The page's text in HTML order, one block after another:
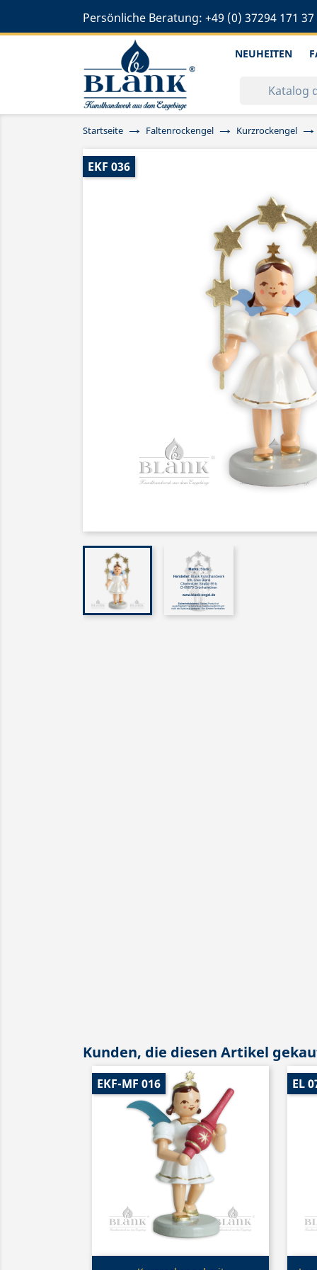
Persönliche Beratung: +49 (0) 37294 171 37
NEUHEITEN
Startseite Faltenrockengel Kurzrockengel
EKF 036
Kunden, die diesen Artikel
EKF-MF 016 EL